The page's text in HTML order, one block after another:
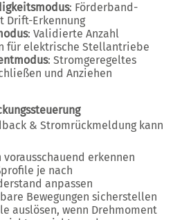
: Förderband-
Drift-Erkennung
: Validierte Anzahl
für elektrische Stellantriebe
: Stromgeregeltes
und Anziehen
& Stromrückmeldung kann
vorausschauend erkennen
je nach
anpassen
Bewegungen sicherstellen
auslösen, wenn Drehmoment